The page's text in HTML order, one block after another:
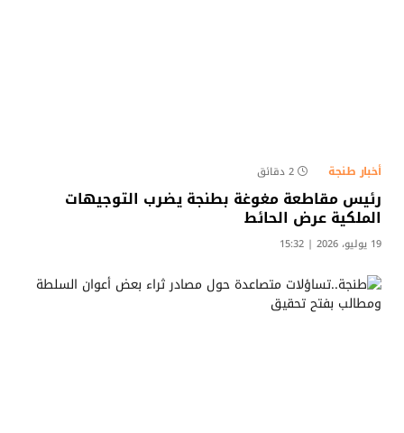
أخبار طنجة 2 دقائق
رئيس مقاطعة مغوغة بطنجة يضرب التوجيهات
الملكية عرض الحائط
19 يوليو، 2026 | 15:32